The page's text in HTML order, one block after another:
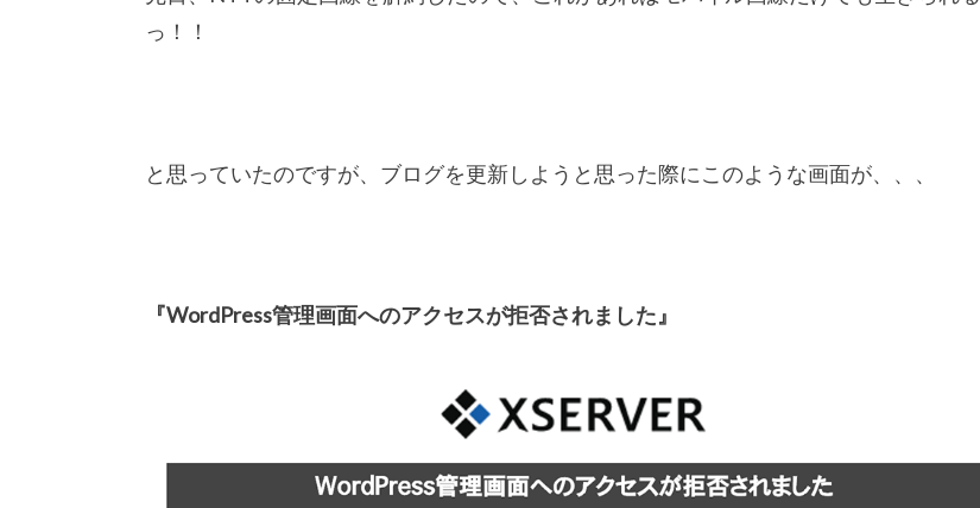
っ！！
と思っていたのですが、ブログを更新しようと思った際にこのような画面が、、、
『WordPress管理画面へのアクセスが拒否されました』